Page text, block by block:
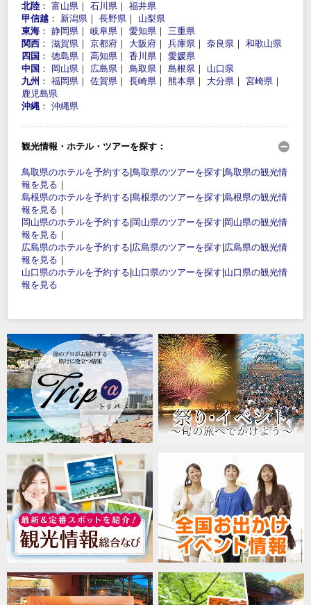
北陸 ： 富山県 ｜ 石川県 ｜ 福井県
甲信越 ： 新潟県 ｜ 長野県 ｜ 山梨県
東海 ： 静岡県 ｜ 岐阜県 ｜ 愛知県 ｜ 三重県
関西 ： 滋賀県 ｜ 京都府 ｜ 大阪府 ｜ 兵庫県 ｜ 奈良県 ｜ 和歌山県
四国 ： 徳島県 ｜ 高知県 ｜ 香川県 ｜ 愛媛県
中国 ： 岡山県 ｜ 広島県 ｜ 鳥取県 ｜ 島根県 ｜ 山口県
九州 ： 福岡県 ｜ 佐賀県 ｜ 長崎県 ｜ 熊本県 ｜ 大分県 ｜ 宮崎県 ｜
鹿児島県
沖縄 ： 沖縄県
観光情報・ホテル・ツアーを探す：
鳥取県のホテルを予約する 鳥取県のツアーを探す 鳥取県の観光情
報を見る ｜
島根県のホテルを予約する 島根県のツアーを探す 島根県の観光情
報を見る ｜
岡山県のホテルを予約する 岡山県のツアーを探す 岡山県の観光情
報を見る ｜
広島県のホテルを予約する 広島県のツアーを探す 広島県の観光情
報を見る ｜
山口県のホテルを予約する 山口県のツアーを探す 山口県の観光情
報を見る